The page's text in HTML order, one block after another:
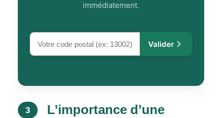
immédiatement.
Valider
3
L’importance d’une